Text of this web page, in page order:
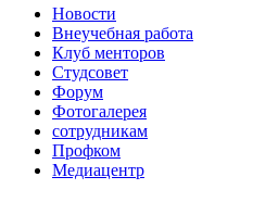
Новости
Внеучебная работа
Клуб менторов
Студсовет
Форум
Фотогалерея
сотрудникам
Профком
Медиацентр